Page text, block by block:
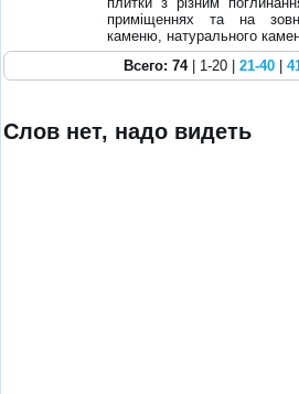
приміщеннях та на
каменю, натурального
Всего: 74| 1-20 | 21-40
Слов нет, надо видеть